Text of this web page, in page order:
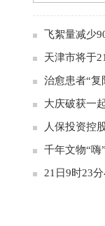
飞絮量减少
天津市将于
治愈患者“复
人保投资控
千年文物“嗨
21日9时23